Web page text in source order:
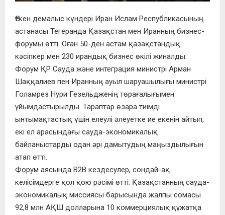
Өткен демалыс күндері Иран Ислам Республикасының
астанасы Тегеранда Қазақстан мен Иранның бизнес-
форумы өтті. Оған 50-ден астам қазақстандық
кәсіпкер мен 230 ирандық бизнес өкілі жиналды.
Форум ҚР Сауда және интеграция министрі Арман
Шаққалиев пен Иранның ауыл шаруашылығы министрі
Голамрез Нури Гезельдженің төрағалығымен
ұйымдастырылды. Тараптар өзара тиімді
ынтымақтастық үшін елеулі әлеуетке ие екенін айтып,
екі ел арасындағы сауда-экономикалық
байланыстарды одан әрі дамытудың маңыздылығын
атап өтті.
Форум аясында B2B кездесулер, сондай-ақ
келісімдерге қол қою рәсімі өтті. Қазақстанның сауда-
экономикалық миссиясы барысында жалпы сомасы
92,8 млн АҚШ долларына 10 коммерциялық құжатқа